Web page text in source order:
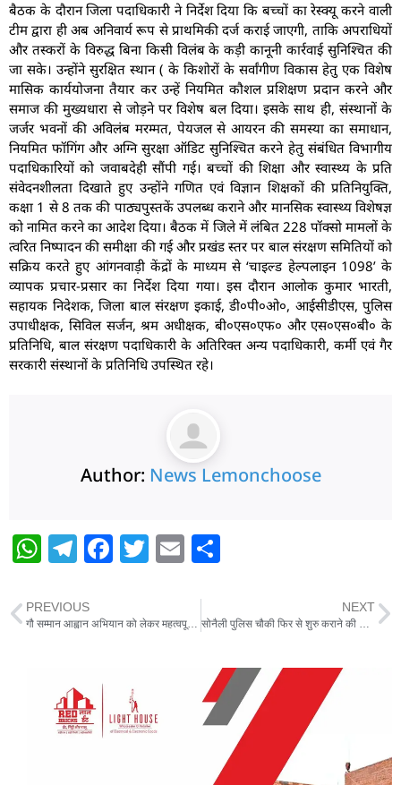
बैठक के दौरान जिला पदाधिकारी ने निर्देश दिया कि बच्चों का रेस्क्यू करने वाली
टीम द्वारा ही अब अनिवार्य रूप से प्राथमिकी दर्ज कराई जाएगी, ताकि अपराधियों
और तस्करों के विरुद्ध बिना किसी विलंब के कड़ी कानूनी कार्रवाई सुनिश्चित की
जा सके। उन्होंने सुरक्षित स्थान ( के किशोरों के सर्वांगीण विकास हेतु एक विशेष
मासिक कार्ययोजना तैयार कर उन्हें नियमित कौशल प्रशिक्षण प्रदान करने और
समाज की मुख्यधारा से जोड़ने पर विशेष बल दिया। इसके साथ ही, संस्थानों के
जर्जर भवनों की अविलंब मरम्मत, पेयजल से आयरन की समस्या का समाधान,
नियमित फॉगिंग और अग्नि सुरक्षा ऑडिट सुनिश्चित करने हेतु संबंधित विभागीय
पदाधिकारियों को जवाबदेही सौंपी गई। बच्चों की शिक्षा और स्वास्थ्य के प्रति
संवेदनशीलता दिखाते हुए उन्होंने गणित एवं विज्ञान शिक्षकों की प्रतिनियुक्ति,
कक्षा 1 से 8 तक की पाठ्यपुस्तकें उपलब्ध कराने और मानसिक स्वास्थ्य विशेषज्ञ
को नामित करने का आदेश दिया। बैठक में जिले में लंबित 228 पॉक्सो मामलों के
त्वरित निष्पादन की समीक्षा की गई और प्रखंड स्तर पर बाल संरक्षण समितियों को
सक्रिय करते हुए आंगनवाड़ी केंद्रों के माध्यम से ‘चाइल्ड हेल्पलाइन 1098’ के
व्यापक प्रचार-प्रसार का निर्देश दिया गया। इस दौरान आलोक कुमार भारती,
सहायक निदेशक, जिला बाल संरक्षण इकाई, डी०पी०ओ०, आईसीडीएस, पुलिस
उपाधीक्षक, सिविल सर्जन, श्रम अधीक्षक, बी०एस०एफ० और एस०एस०बी० के
प्रतिनिधि, बाल संरक्षण पदाधिकारी के अतिरिक्त अन्य पदाधिकारी, कर्मी एवं गैर
सरकारी संस्थानों के प्रतिनिधि उपस्थित रहे।
Author: News Lemonchoose
W
at
s
p
T
e
g
m
F
e
o
o
T
er
E
ai
l e
PREVIOUS
गौ सम्मान आह्वान अभियान को लेकर महत्वपूर्ण बैठक आयोजित
NEXT
सोनैली पुलिस चौकी फिर से शुरु कराने की मांग,मुख्यमंत्री को लिखा पत्र